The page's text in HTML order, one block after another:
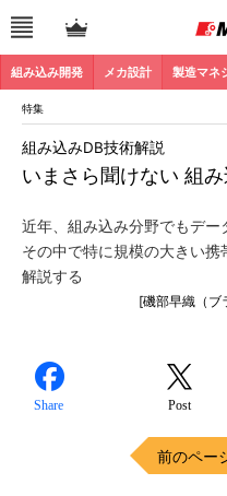
組み込み開発 メカ設計 製造マネ
特集
いまさら聞けない 組
組み込みDB技術解説
近年、組み込み分野でもデー
その中で特に規模の大きい
解説する
[磯部早織（ブ
Share Post
前のペー